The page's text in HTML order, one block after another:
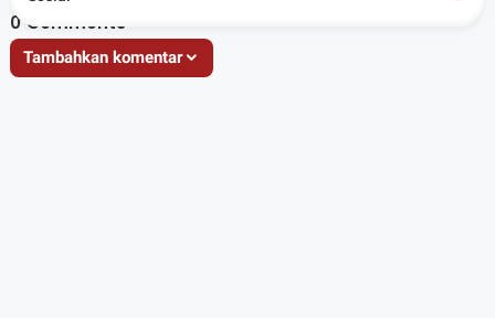
0 Comments
Tambahkan komentar